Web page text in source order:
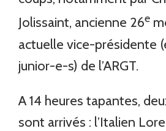
Jolissaint, ancienne 26e
actuelle vice-présidente
junior-e-s) de l’ARGT.
A 14 heures tapantes,
sont arrivés : l’Italien